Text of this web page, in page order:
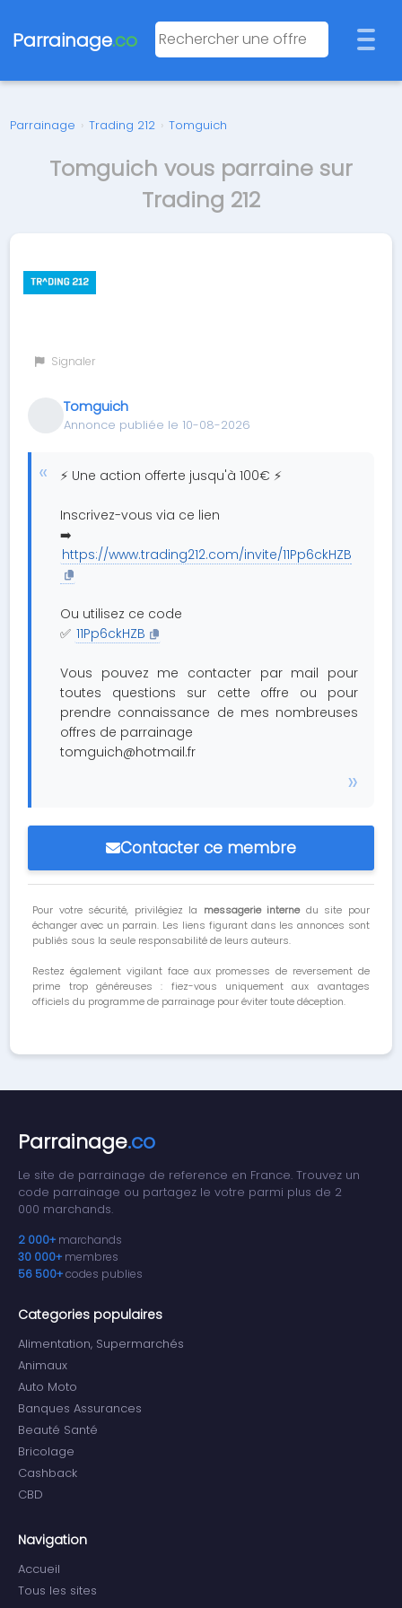
Parrainage.co
Parrainage › Trading 212 › Tomguich
Tomguich vous parraine sur
Trading 212
Signaler
Tomguich
Annonce publiée le 10-08-2026
⚡ Une action offerte jusqu'à 100€ ⚡
Inscrivez-vous via ce lien
➡️
https://www.trading212.com/invite/11Pp6ckHZB
Ou utilisez ce code
✅ 11Pp6ckHZB
Vous pouvez me contacter par mail pour
toutes questions sur cette offre ou pour
prendre connaissance de mes nombreuses
offres de parrainage
tomguich@hotmail.fr
Contacter ce membre
Pour votre sécurité, privilégiez la messagerie internedu site pour
échanger avec un parrain. Les liens figurant dans les annonces sont
publiés sous la seule responsabilité de leurs auteurs.
Restez également vigilant face aux promesses de reversement de
prime trop généreuses : fiez-vous uniquement aux avantages
officiels du programme de parrainage pour éviter toute déception.
Parrainage.co
Le site de parrainage de reference en France. Trouvez un
code parrainage ou partagez le votre parmi plus de 2
000 marchands.
2 000+ marchands
30 000+ membres
56 500+codes publies
Categories populaires
Alimentation, Supermarchés
Animaux
Auto Moto
Banques Assurances
Beauté Santé
Bricolage
Cashback
CBD
Navigation
Accueil
Tous les sites